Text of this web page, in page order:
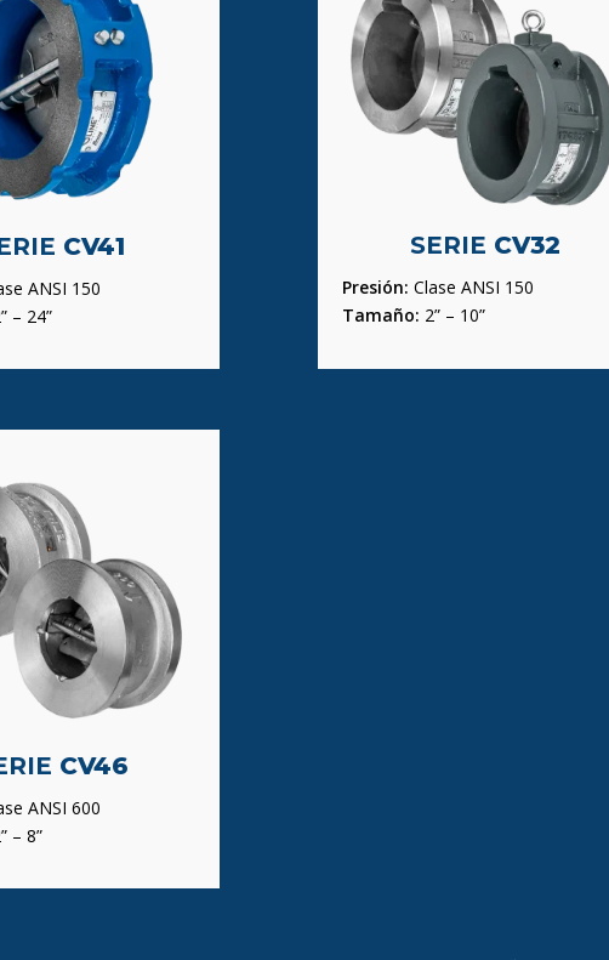
CV41
ANSI 150
– 24”
SERIE CV32
Presión: Clase ANSI 150
Tamaño: 2” – 10”
CV46
ANSI 600
– 8”